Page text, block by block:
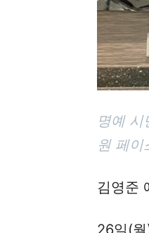
명예
원 페이
김영준
26일(